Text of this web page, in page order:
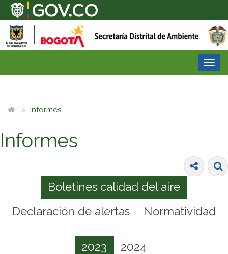
Informes
Informes
Boletines calidad del aire
Declaración de alertas
Normatividad
2023 2024